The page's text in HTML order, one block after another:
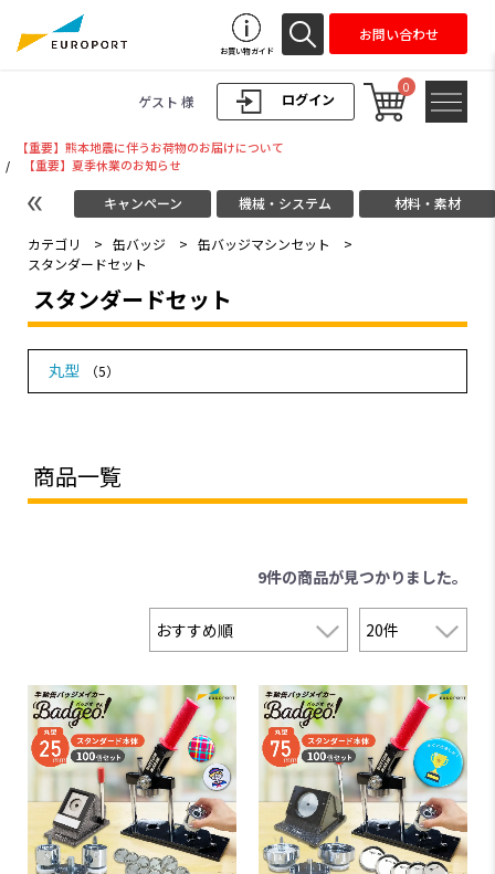
ログイン
ゲスト 様
0
お買い物ガイド
お問い合わせ
【重要】熊本地震に伴うお荷物のお届けについて
/
【重要】夏季休業のお知らせ
キャンペーン 機械・システム 材料・素材
カテゴリ > 缶バッジ > 缶バッジマシンセット
>
スタンダードセット
スタンダードセット
丸型 （5）
商品一覧
9件の商品が見つかりました。